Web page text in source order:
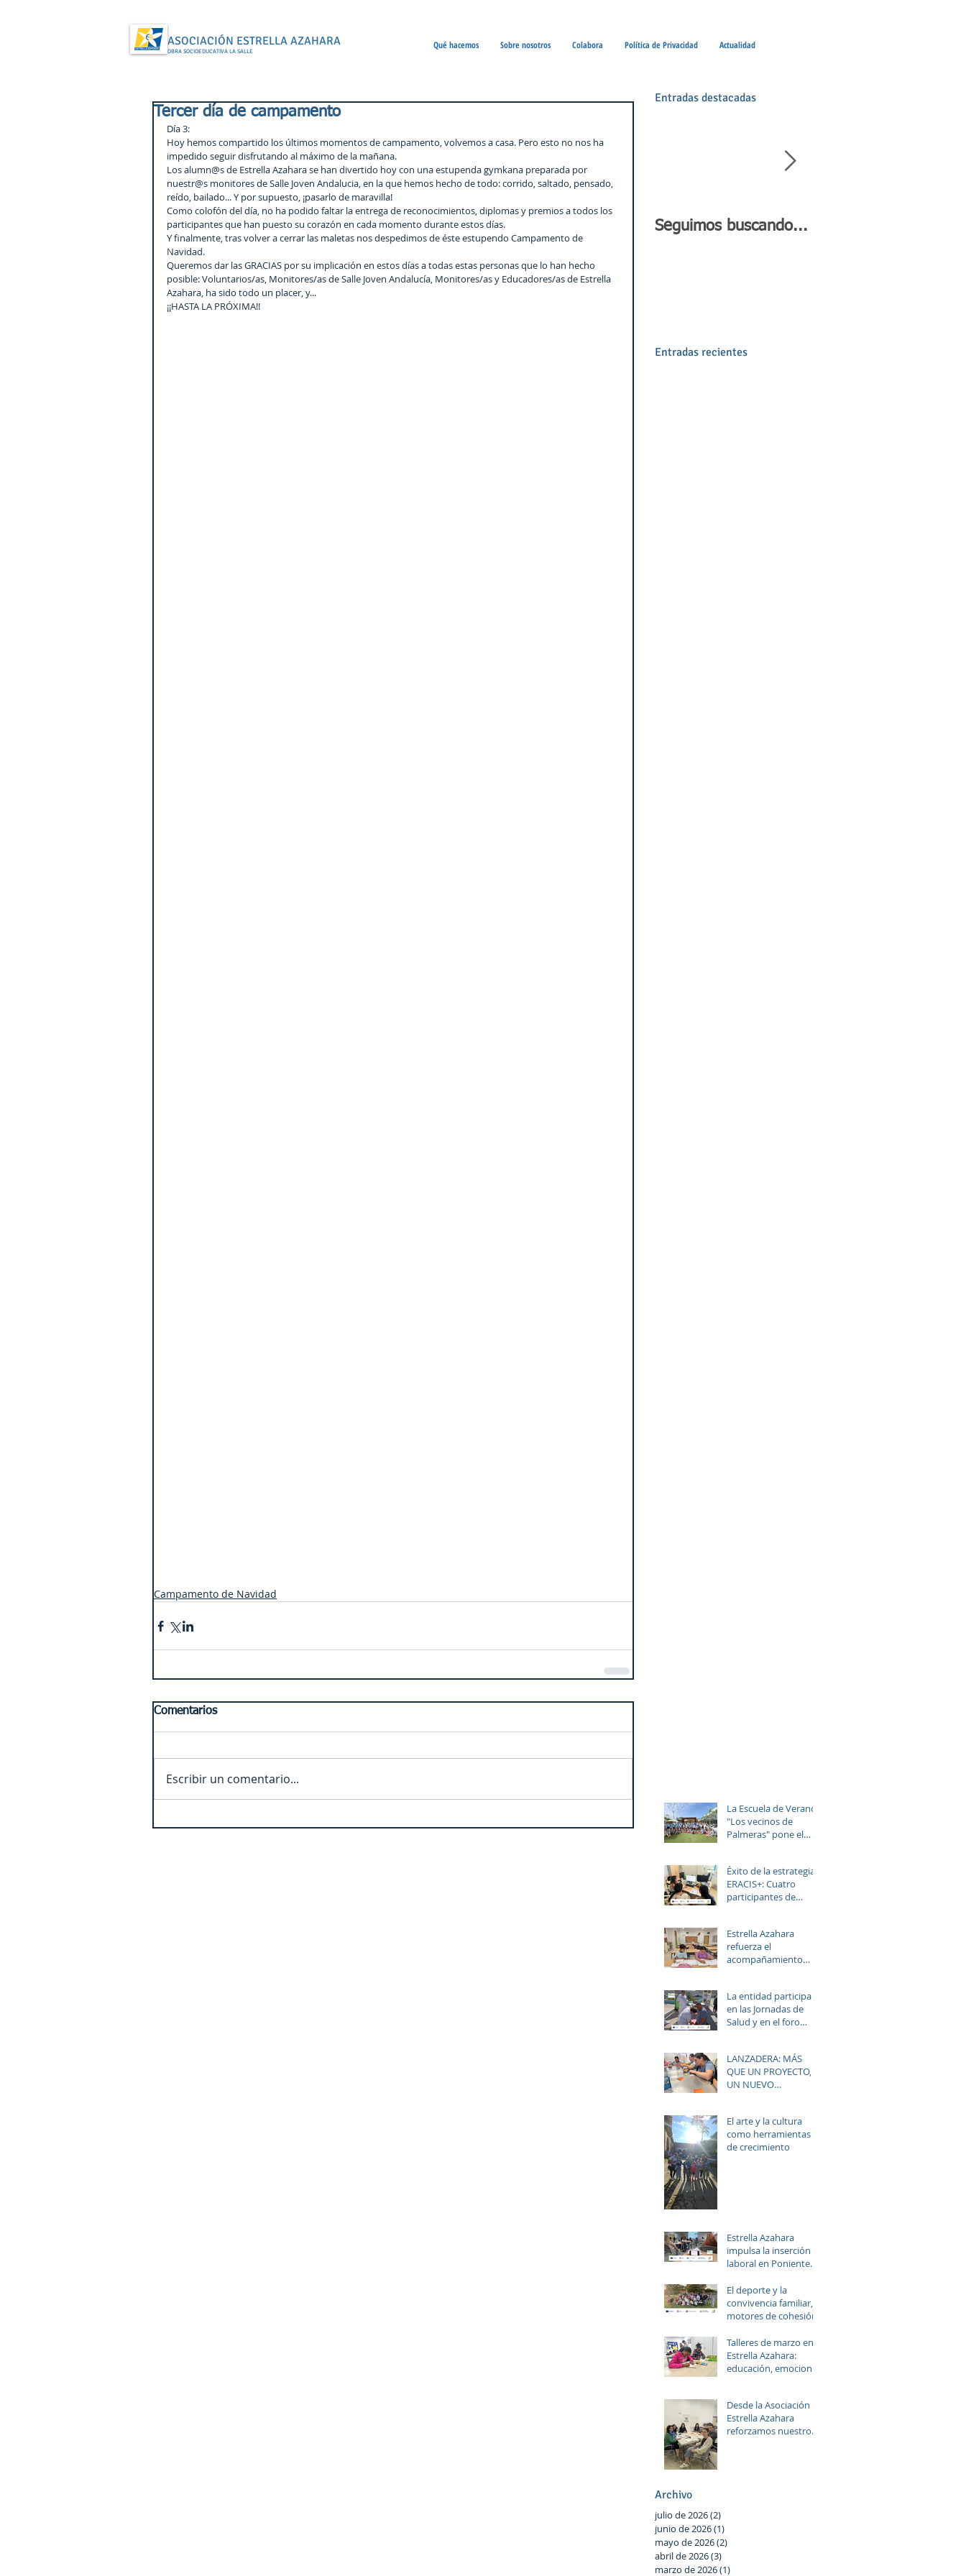
ASOCIACIÓN ESTRELLA AZAHARA
OBRA SOCIOEDUCATIVA LA SALLE Qué hacemos Sobre nosotros Colabora Política de Privacidad Actualidad
Tercer día de campamento
Día 3:
Hoy hemos compartido los últimos momentos de campamento, volvemos a casa. Pero esto no nos ha
impedido seguir disfrutando al máximo de la mañana.
Los alumn@s de Estrella Azahara se han divertido hoy con una estupenda gymkana preparada por
nuestr@s monitores de Salle Joven Andalucia, en la que hemos hecho de todo: corrido, saltado, pensado,
reído, bailado... Y por supuesto, ¡pasarlo de maravilla!
Como colofón del día, no ha podido faltar la entrega de reconocimientos, diplomas y premios a todos los
participantes que han puesto su corazón en cada momento durante estos días.
Y finalmente, tras volver a cerrar las maletas nos despedimos de éste estupendo Campamento de
Navidad.
Queremos dar las GRACIAS por su implicación en estos días a todas estas personas que lo han hecho
posible: Voluntarios/as, Monitores/as de Salle Joven Andalucía, Monitores/as y Educadores/as de Estrella
Azahara, ha sido todo un placer, y...
¡¡HASTA LA PRÓXIMA!!
Campamento de Navidad
Comentarios
Escribir un comentario...
Entradas destacadas
Seguimos buscando...
Entradas recientes
La Escuela de Verano
"Los vecinos de
Palmeras" pone el
convivencia y
diversión.
Éxito de la estrategia
ERACIS+: Cuatro
participantes de
el sector
sociosanitario
Estrella Azahara
refuerza el
acompañamiento
institutos y colegios
de la zona.
La entidad participa
en las Jornadas de
Salud y en el foro
estrategia ERACIS+
para mejorar la
empleabilidad y el
LANZADERA: MÁS
QUE UN PROYECTO,
UN NUEVO
PALMERAS
El arte y la cultura
como herramientas
de crecimiento
Estrella Azahara
impulsa la inserción
laboral en Poniente
proyecto ERACIS+
El deporte y la
convivencia familiar,
motores de cohesión.
Talleres de marzo en
Estrella Azahara:
educación, emociones
Desde la Asociación
Estrella Azahara
reforzamos nuestro
Archivo
julio de 2026(2)
junio de 2026(1)
mayo de 2026(2)
abril de 2026(3)
marzo de 2026(1)